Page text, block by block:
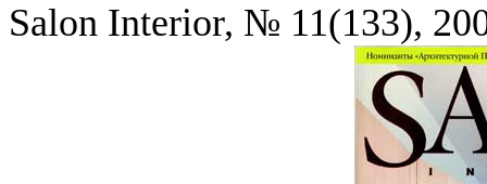
Salon Interior, № 11(133),